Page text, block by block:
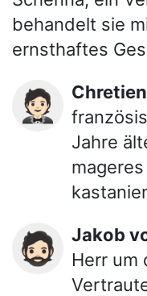
behandelt sie
ernsthaftes
🤵🏻
Jahre
🧔🏻 Jakob
Herr um